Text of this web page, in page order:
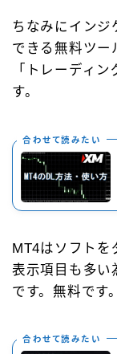
ちなみにインジ
できる無料ツー
「トレーディ
す。
合わせて読みたい
MT4はソフトを
表示項目も多い
です。無料です。
合わせて読みたい